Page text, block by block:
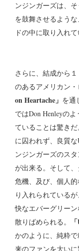
ンジンガーズは、
を鼓舞させるよう
ドの中に取り入れて
さらに、結成から
のあるアメリカン
on Heartache」 を通
ではDon Henleyの
ていることは驚き
に囚われず、良質
ンジンガーズのス
が出来る。そして
危機、及び、個人
り入れられている
快なエバーグリー
散りばめられる。
かのように、純粋
来のファンを大い